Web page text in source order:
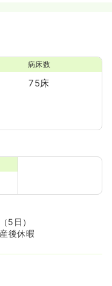
病床数
75床
5日）
後休暇